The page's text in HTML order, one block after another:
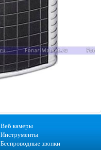
Веб камеры
Инструменты
Беспроводные звонки